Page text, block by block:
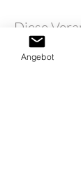
Diese
Angebot